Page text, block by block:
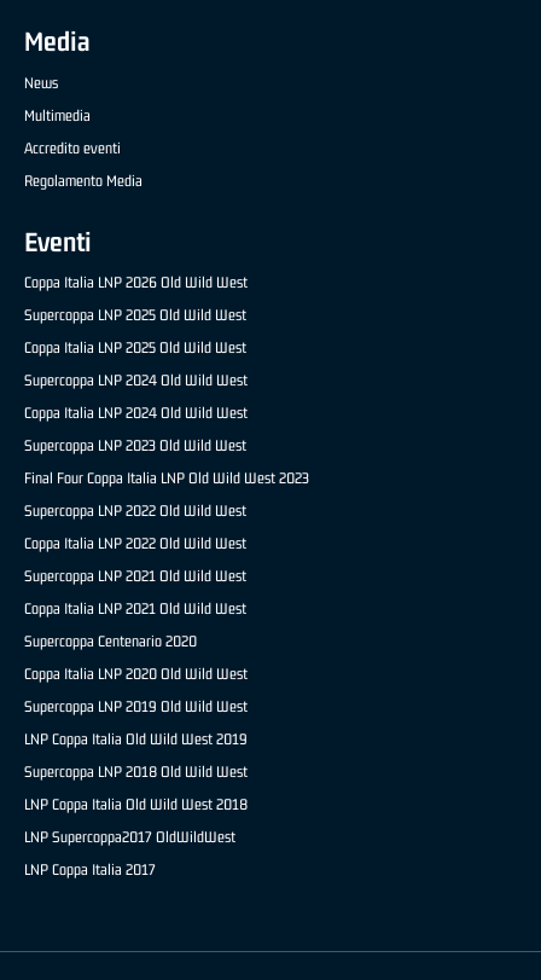
Media
News
Multimedia
Accredito eventi
Regolamento Media
Eventi
Coppa Italia LNP 2026 Old Wild West
Supercoppa LNP 2025 Old Wild West
Coppa Italia LNP 2025 Old Wild West
Supercoppa LNP 2024 Old Wild West
Coppa Italia LNP 2024 Old Wild West
Supercoppa LNP 2023 Old Wild West
Final Four Coppa Italia LNP Old Wild West 2023
Supercoppa LNP 2022 Old Wild West
Coppa Italia LNP 2022 Old Wild West
Supercoppa LNP 2021 Old Wild West
Coppa Italia LNP 2021 Old Wild West
Supercoppa Centenario 2020
Coppa Italia LNP 2020 Old Wild West
Supercoppa LNP 2019 Old Wild West
LNP Coppa Italia Old Wild West 2019
Supercoppa LNP 2018 Old Wild West
LNP Coppa Italia Old Wild West 2018
LNP Supercoppa2017 OldWildWest
LNP Coppa Italia 2017